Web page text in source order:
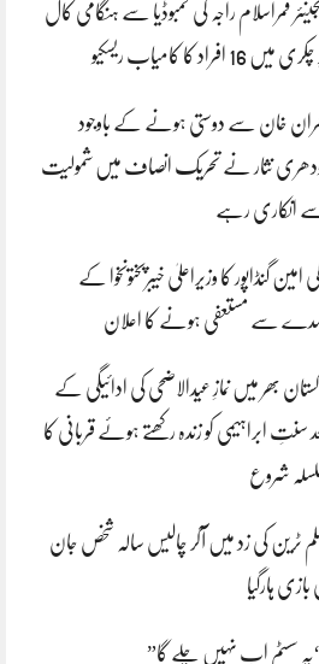
قمراسلام راجہ کی کمبوڈیا سے ہنگامی کال
میں 16 افراد کا کامیاب ریسکیو
خان سے دوستی ہونے کے باوجود
نثار نے تحریک انصاف میں شمولیت
سے انکاری رہے
امین گنڈاپور کا وزیراعلیٰ خیبرپختونخوا کے
سے مستعفی ہونے کا اعلان
بھر میں نمازِ عیدالاضحی کی ادائیگی کے
سنتِ ابراہیمی کو زندہ رکھتے ہوئے قربانی کا
شروع
ٹرین کی زد میں آکر چالیس سالہ شخص جان
بازی ہارگیا
سسٹم اب نہیں چلے گا”